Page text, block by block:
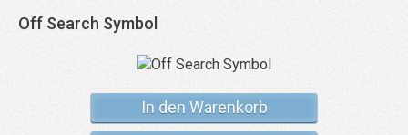
Off Search Symbol
In den Warenkorb